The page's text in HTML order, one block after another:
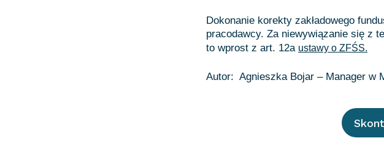
Dokonanie korekty zakładowego
pracodawcy. Za niewywiązanie się z
to wprost z art. 12a ustawy o ZFŚS.